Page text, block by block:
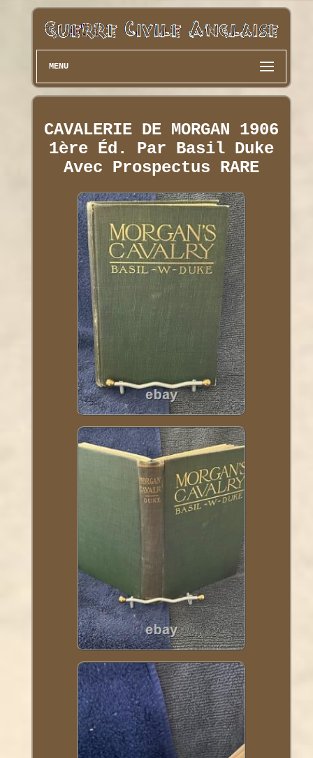
MENU
CAVALERIE DE MORGAN 1906
1ère Éd. Par Basil Duke
Avec Prospectus RARE